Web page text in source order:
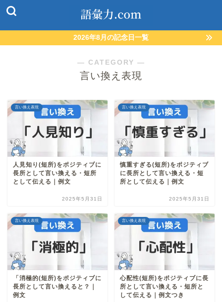
2026年8月の記念日一覧
― CATEGORY ―
言い換え表現
言い換え表現
人見知り(短所)をポジティブに
長所として言い換える・短所
として伝える｜例文
2025年5月31日
言い換え表現
慎重すぎる(短所)をポジティブ
に長所として言い換える・短
所として伝える｜例文
2025年5月31日
言い換え表現
「消極的(短所)をポジティブに
長所として言い換えると？｜
例文
言い換え表現
心配性(短所)をポジティブに長
所として言い換える・短所と
して伝える｜例文つき